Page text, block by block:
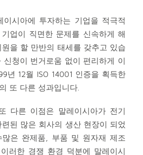
이시아에 투자하는 기업을 적극적
업이 직면한 문제를 신속하게 해
을 할 만반의 태세를 갖추고 있습
신청이 번거로움 없이 편리하게 이
년 12월 ISO 14001 인증을 획득한
또 다른 성과입니다.
다른 이점은 말레이시아가 전기
된 많은 회사의 생산 현장이 되었
많은 완제품, 부품 및 원자재 제조
러한 경쟁 환경 덕분에 말레이시